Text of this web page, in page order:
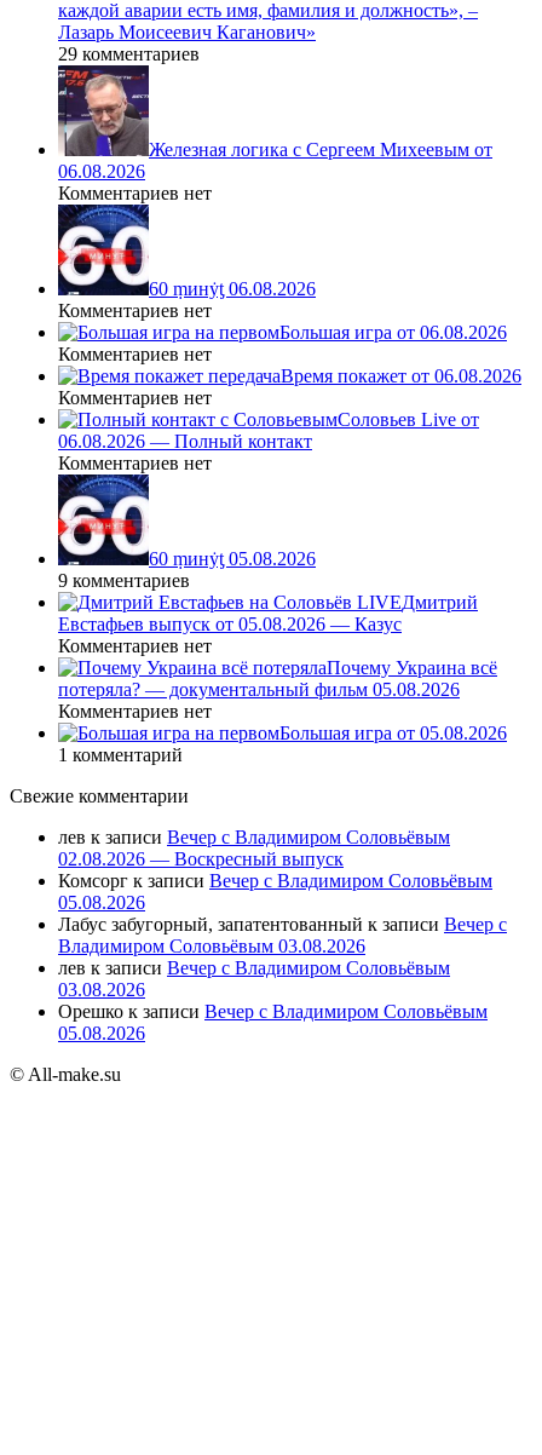
каждой аварии есть имя, фамилия и должность», –
Лазарь Моисеевич Каганович»
29 комментариев
Железная логика с Сергеем Михеевым от
06.08.2026
Комментариев нет
60 ṃинẏƫ 06.08.2026
Комментариев нет
Большая игра от 06.08.2026
Комментариев нет
Время покажет от 06.08.2026
Комментариев нет
Соловьев Live от
06.08.2026 — Полный контакт
Комментариев нет
60 ṃинẏƫ 05.08.2026
9 комментариев
Дмитрий
Евстафьев выпуск от 05.08.2026 — Казус
Комментариев нет
Почему Украина всё
потеряла? — документальный фильм 05.08.2026
Комментариев нет
Большая игра от 05.08.2026
1 комментарий
Свежие комментарии
лев к записи Вечер с Владимиром Соловьёвым
02.08.2026 — Воскресный выпуск
Комсорг к записи Вечер с Владимиром Соловьёвым
05.08.2026
Лабус забугорный, запатентованный к записи Вечер с
Владимиром Соловьёвым 03.08.2026
лев к записи Вечер с Владимиром Соловьёвым
03.08.2026
Орешко к записи Вечер с Владимиром Соловьёвым
05.08.2026
© All-make.su